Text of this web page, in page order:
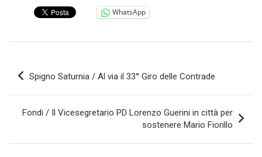
WhatsApp
Navigazione
articoli
Spigno Saturnia / Al via il 33° Giro delle Contrade
Fondi / Il Vicesegretario PD Lorenzo Guerini in città per
sostenere Mario Fiorillo